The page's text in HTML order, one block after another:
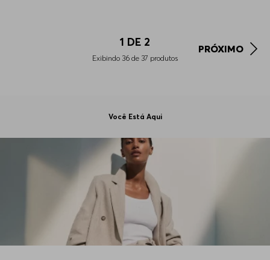
1 DE 2
Exibindo 36 de 37 produtos
PRÓXIMO
Você Está Aqui